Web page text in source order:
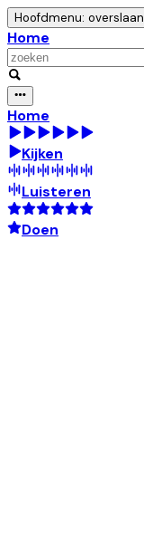
Hoofdmenu: overslaan
Home
Home
Kijken
Luisteren
Doen